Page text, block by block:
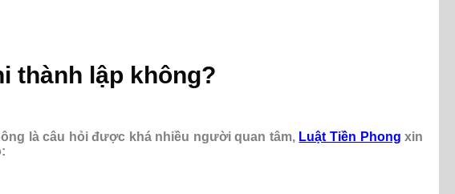
thành lập không?
là câu hỏi được khá nhiều người quan tâm, Luật Tiền Phong xin